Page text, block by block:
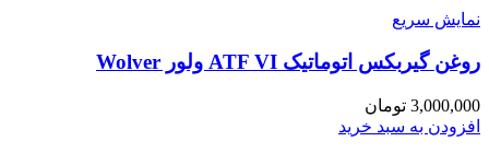
نمایش سریع
روغن گیربکس اتوماتیک ATF VI ولور Wolver
3,000,000 تومان
افزودن به سبد خرید